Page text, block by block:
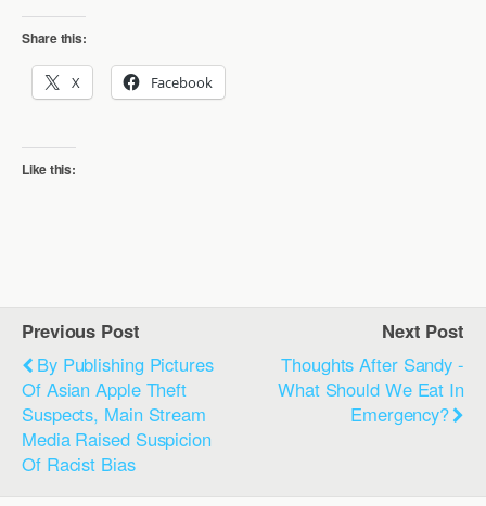
Share this:
X Facebook
Like this:
Previous Post
By Publishing Pictures
Of Asian Apple Theft
Suspects, Main Stream
Media Raised Suspicion
Of Racist Bias
Next Post
Thoughts After Sandy -
What Should We Eat In
Emergency?